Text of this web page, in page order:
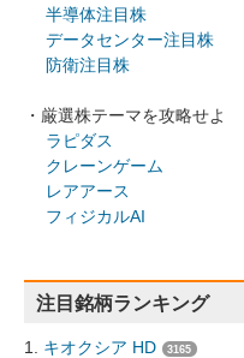
半導体注目株
データセンター注目株
防衛注目株
・厳選株テーマを攻略せよ
ラピダス
クレーンゲーム
レアアース
フィジカルAI
注目銘柄ランキング
キオクシア HD 3165